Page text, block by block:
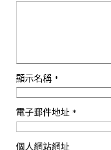
顯示名稱 *
電子郵件地址 *
個人網站網址